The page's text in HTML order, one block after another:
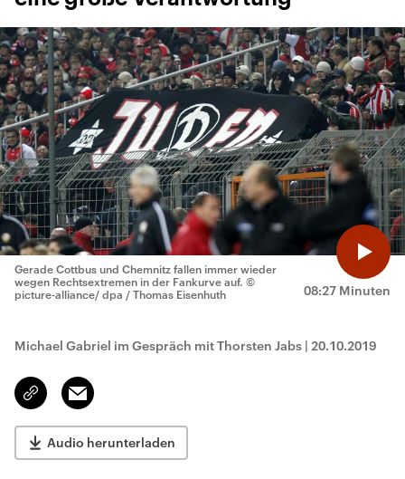
08:27 Minuten
Gerade Cottbus und Chemnitz fallen immer wieder
wegen Rechtsextremen in der Fankurve auf. ©
picture-alliance/ dpa / Thomas Eisenhuth
Michael Gabriel im Gespräch mit Thorsten Jabs | 20.10.2019
Link
kopieren/teilen
Email
Audio herunterladen